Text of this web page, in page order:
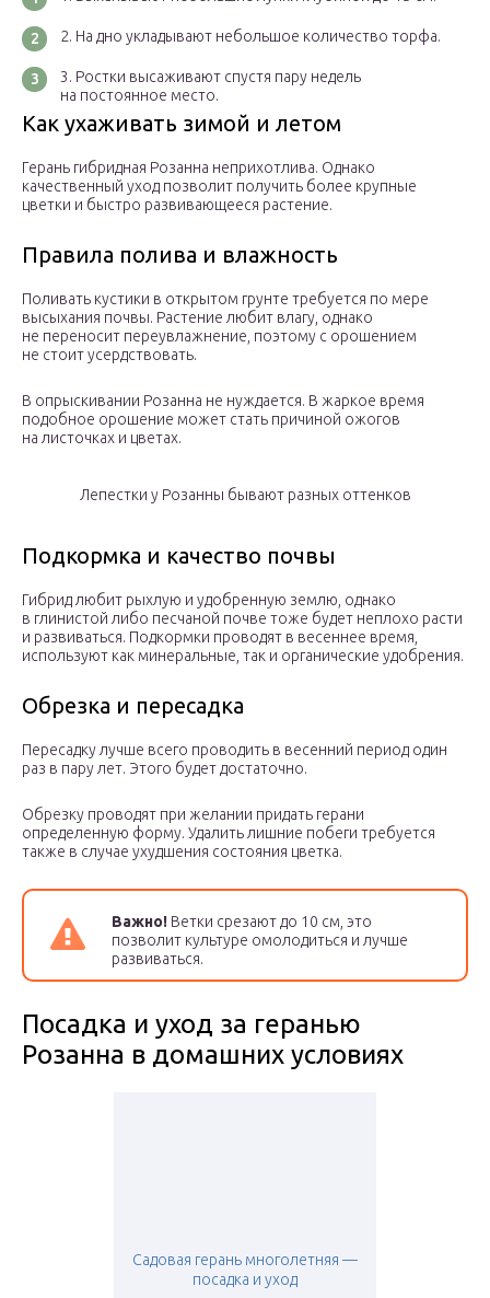
На дно укладывают небольшое количество торфа.
Ростки высаживают спустя пару недель
на постоянное место.
Как ухаживать зимой и летом
Герань гибридная Розанна неприхотлива. Однако
качественный уход позволит получить более крупные
цветки и быстро развивающееся растение.
Правила полива и влажность
Поливать кустики в открытом грунте требуется по мере
высыхания почвы. Растение любит влагу, однако
не переносит переувлажнение, поэтому с орошением
не стоит усердствовать.
В опрыскивании Розанна не нуждается. В жаркое время
подобное орошение может стать причиной ожогов
на листочках и цветах.
Лепестки у Розанны бывают разных оттенков
Подкормка и качество почвы
Гибрид любит рыхлую и удобренную землю, однако
в глинистой либо песчаной почве тоже будет неплохо расти
и развиваться. Подкормки проводят в весеннее время,
используют как минеральные, так и органические удобрения.
Обрезка и пересадка
Пересадку лучше всего проводить в весенний период один
раз в пару лет. Этого будет достаточно.
Обрезку проводят при желании придать герани
определенную форму. Удалить лишние побеги требуется
также в случае ухудшения состояния цветка.
Важно! Ветки срезают до 10 см, это
позволит культуре омолодиться и лучше
развиваться.
Посадка и уход за геранью
Розанна в домашних условиях
Садовая герань многолетняя —
посадка и уход